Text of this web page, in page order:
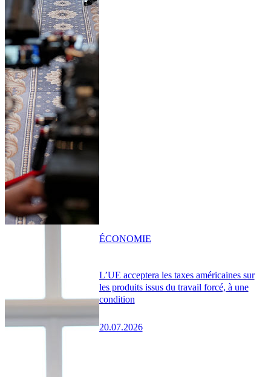
L’UE acceptera les taxes américaines sur
les produits issus du travail forcé, à une
condition
20.07.2026
ÉCONOMIE